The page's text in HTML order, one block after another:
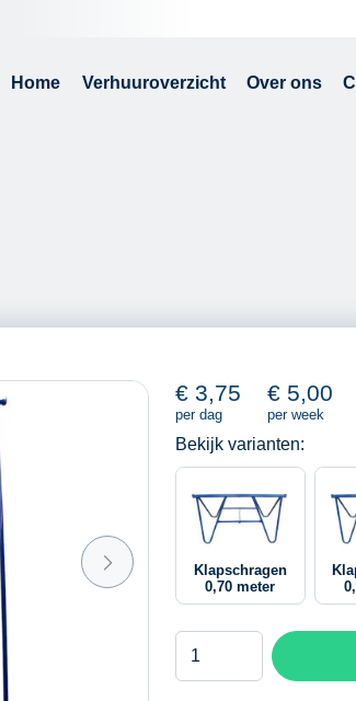
Home Verhuuroverzicht Over ons
€ 3,75
per dag
€ 5,00
per week
Bekijk varianten:
Klapschragen
0,70 meter
Klapschragen